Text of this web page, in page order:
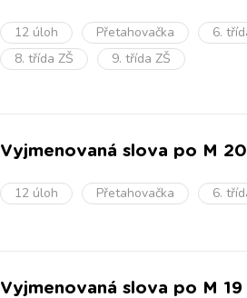
12 úloh Přetahovačka 6.
8. třída ZŠ
9. třída ZŠ
Vyjmenovaná slova po M 20
12 úloh Přetahovačka 6.
Vyjmenovaná slova po M 19